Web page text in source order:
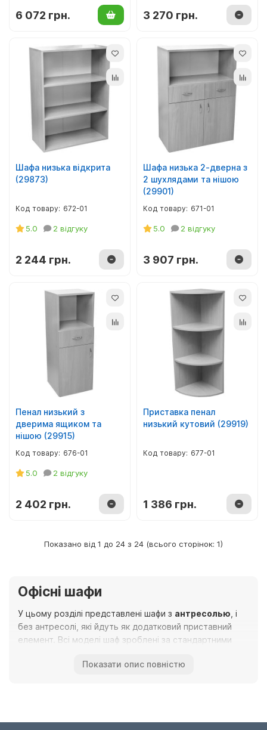
6 072 грн. 3 270 грн.
Шафа низька відкрита
(29873)
672-01
5.0 2 відгуку
2 244 грн.
Шафа низька 2-дверна з
2 шухлядами та нішою
(29901)
671-01
5.0 2 відгуку
3 907 грн.
Пенал низький з
дверима ящиком та
нішою (29915)
676-01
5.0 2 відгуку
2 402 грн.
Приставка пенал
низький кутовий (29919)
677-01
1 386 грн.
Показано від 1 до 24 з 24 (всього сторінок: 1)
Офісні шафи
У цьому розділі представлені шафи з антресолью , і
без антресолі, які йдуть як додатковий приставний
елемент. Всі моделі шаф зроблені за стандартними
за бажаннями та потребами. Кожна офісна шафа
недорогими і в той же час якісними меблями, тоді ви
Показати опис повністю